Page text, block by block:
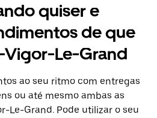
quiser e
de que
Vigor-Le-Grand
ao seu ritmo com entregas
ou até mesmo ambas as
Le-Grand. Pode utilizar o seu